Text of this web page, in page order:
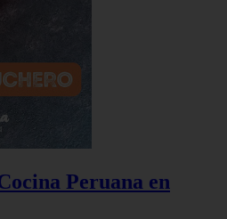
Peruana en